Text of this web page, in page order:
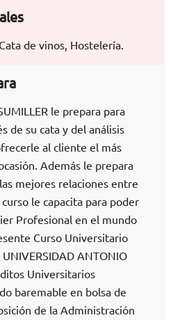
de vinos, Hostelería.
le prepara para
de su cata y del análisis
al cliente el más
Además le prepara
mejores relaciones entre
le capacita para poder
Profesional en el mundo
Curso Universitario
ANTONIO
Universitarios
baremable en bolsa de
de la Administración